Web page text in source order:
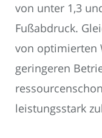
von unter 1,3
Fußabdruck.
von optimierten
geringeren
leistungsstark